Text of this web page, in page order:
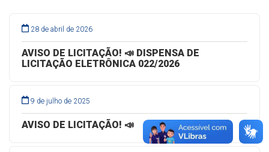
28 de abril de 2026
AVISO DE LICITAÇÃO! 📣 DISPENSA DE
LICITAÇÃO ELETRÔNICA 022/2026
9 de julho de 2025
AVISO DE LICITAÇÃO! 📣